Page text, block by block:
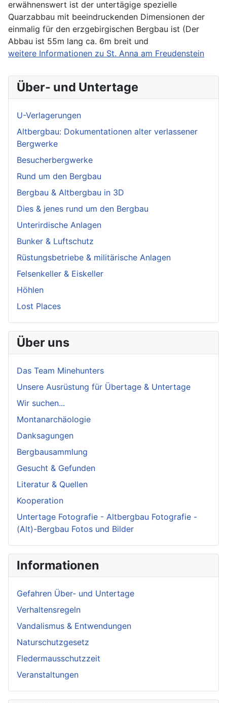
erwähnenswert ist der untertägige spezielle
Quarzabbau mit beeindruckenden Dimensionen der
einmalig für den erzgebirgischen Bergbau ist (Der
Abbau ist 55m lang ca. 6m breit und
weitere Informationen zu St. Anna am Freudenstein
Über- und Untertage
U-Verlagerungen
Altbergbau: Dokumentationen alter verlassener
Bergwerke
Besucherbergwerke
Rund um den Bergbau
Bergbau & Altbergbau in 3D
Dies & jenes rund um den Bergbau
Unterirdische Anlagen
Bunker & Luftschutz
Rüstungsbetriebe & militärische Anlagen
Felsenkeller & Eiskeller
Höhlen
Lost Places
Über uns
Das Team Minehunters
Unsere Ausrüstung für Übertage & Untertage
Wir suchen...
Montanarchäologie
Danksagungen
Bergbausammlung
Gesucht & Gefunden
Literatur & Quellen
Kooperation
Untertage Fotografie - Altbergbau Fotografie -
(Alt)-Bergbau Fotos und Bilder
Informationen
Gefahren Über- und Untertage
Verhaltensregeln
Vandalismus & Entwendungen
Naturschutzgesetz
Fledermausschutzzeit
Veranstaltungen